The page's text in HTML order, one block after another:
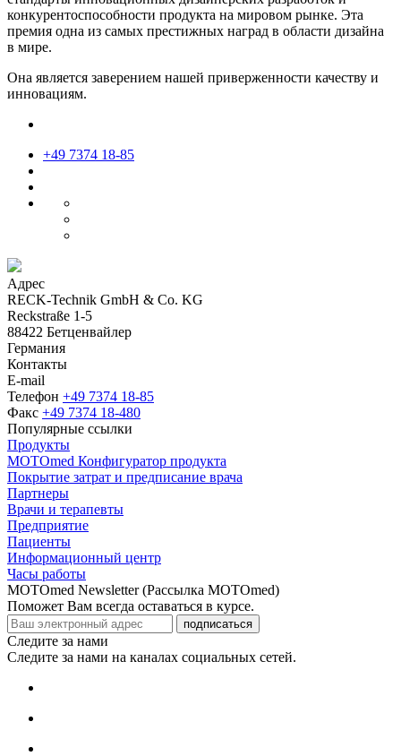
конкурентоспособности продукта на мировом рынке. Эта
премия одна из самых престижных наград в области дизайна
в мире.
Она является заверением нашей приверженности качеству и
инновациям.
+49 7374 18-85
Адрес
RECK-Technik GmbH & Co. KG
Reckstraße 1-5
88422 Бетценвайлер
Германия
Контакты
E-mail
Телефон +49 7374 18-85
Факс +49 7374 18-480
Популярные ссылки
Продукты
MOTOmed Конфигуратор продукта
Покрытие затрат и предписание врача
Партнеры
Врачи и терапевты
Предприятие
Пациенты
Информационный центр
Часы работы
MOTOmed Newsletter (Рассылка MOTOmed)
Поможет Вам всегда оставаться в курсе.
подписаться
Следите за нами
Следите за нами на каналах социальных сетей.